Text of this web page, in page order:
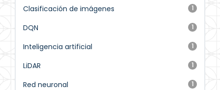
1
Clasificación de imágenes
1
DQN
1
Inteligencia artificial
1
LiDAR
1
Red neuronal